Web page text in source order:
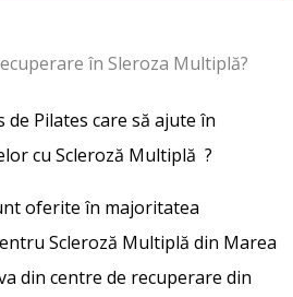
Pilates care să ajute în
cu Scleroză Multiplă ?
oferite în majoritatea
Scleroză Multiplă din Marea
din centre de recuperare din